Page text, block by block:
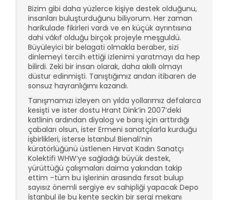
Bizim gibi daha yüzlerce kişiye destek olduğunu,
insanları buluşturduğunu biliyorum. Her zaman
harikulade fikirleri vardı ve en küçük ayrıntısına
dahi vâkıf olduğu birçok projeyle meşguldü.
Büyüleyici bir belagati olmakla beraber, sizi
dinlemeyi tercih ettiği izlenimi yaratmayı da hep
bilirdi. Zeki bir insan olarak, daha akıllı olmayı
düstur edinmişti. Tanıştığımız andan itibaren de
sonsuz hayranlığımı kazandı.
Tanışmamızı izleyen on yılda yollarımız defalarca
kesişti ve ister dostu Hrant Dink’in 2007’deki
katlinin ardından diyalog ve barış için arttırdığı
çabaları olsun, ister Ermeni sanatçılarla kurduğu
işbirlikleri, isterse İstanbul Bienali’nin
küratörlüğünü üstlenen Hırvat Kadın Sanatçı
Kolektifi WHW’ye sağladığı büyük destek,
yürüttüğü çalışmaları daima yakından takip
ettim –tüm bu işlerinin arasında fırsat bulup
sayısız önemli sergiye ev sahipliği yapacak Depo
İstanbul ile bu kente seçkin bir sergi mekanı